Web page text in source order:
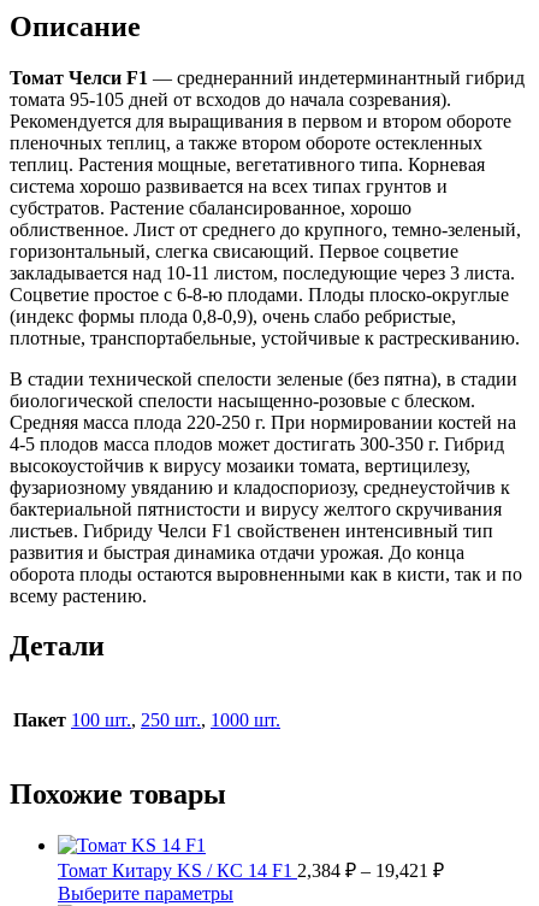
Описание
Томат Челси F1 — среднеранний индетерминантный гибрид
томата 95-105 дней от всходов до начала созревания).
Рекомендуется для выращивания в первом и втором обороте
пленочных теплиц, а также втором обороте остекленных
теплиц. Растения мощные, вегетативного типа. Корневая
система хорошо развивается на всех типах грунтов и
субстратов. Растение сбалансированное, хорошо
облиственное. Лист от среднего до крупного, темно-зеленый,
горизонтальный, слегка свисающий. Первое соцветие
закладывается над 10-11 листом, последующие через 3 листа.
Соцветие простое с 6-8-ю плодами. Плоды плоско-округлые
(индекс формы плода 0,8-0,9), очень слабо ребристые,
плотные, транспортабельные, устойчивые к растрескиванию.
В стадии технической спелости зеленые (без пятна), в стадии
биологической спелости насыщенно-розовые с блеском.
Средняя масса плода 220-250 г. При нормировании костей на
4-5 плодов масса плодов может достигать 300-350 г. Гибрид
высокоустойчив к вирусу мозаики томата, вертицилезу,
фузариозному увяданию и кладоспориозу, среднеустойчив к
бактериальной пятнистости и вирусу желтого скручивания
листьев. Гибриду Челси F1 свойственен интенсивный тип
развития и быстрая динамика отдачи урожая. До конца
оборота плоды остаются выровненными как в кисти, так и по
всему растению.
Детали
Пакет 100 шт., 250 шт., 1000 шт.
Похожие товары
Томат Китару KS / КС 14 F1 2,384 ₽ – 19,421 ₽Диапазон
Выберите параметрыЭтот